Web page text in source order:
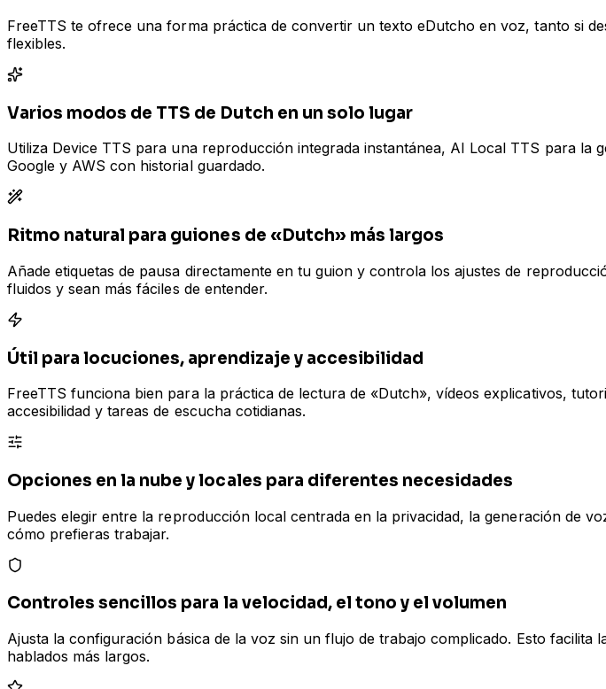
FreeTTS te ofrece una forma práctica de convertir un texto eDutcho en voz, tanto si
flexibles.
Varios modos de TTS de Dutch en un solo lugar
Utiliza Device TTS para una reproducción integrada instantánea, AI Local TTS para
Google y AWS con historial guardado.
Ritmo natural para guiones de «Dutch» más largos
Añade etiquetas de pausa directamente en tu guion y controla los ajustes de
fluidos y sean más fáciles de entender.
Útil para locuciones, aprendizaje y accesibilidad
FreeTTS funciona bien para la práctica de lectura de «Dutch», vídeos explicativos,
accesibilidad y tareas de escucha cotidianas.
Opciones en la nube y locales para diferentes necesidades
Puedes elegir entre la reproducción local centrada en la privacidad, la generación de
cómo prefieras trabajar.
Controles sencillos para la velocidad, el tono y el volumen
Ajusta la configuración básica de la voz sin un flujo de trabajo complicado. Esto
hablados más largos.